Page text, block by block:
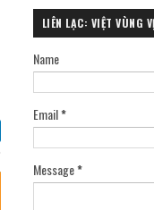
LIÊN LẠC: VIỆT VÙNG
Name
Email*
Message*